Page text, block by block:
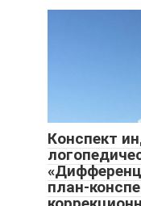
Конспект
план-